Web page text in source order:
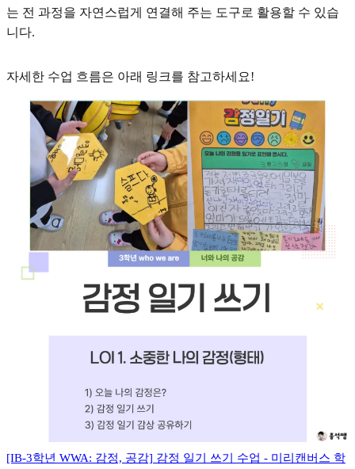
는 전 과정을 자연스럽게 연결해 주는 도구로 활용할 수 있습
니다.
자세한 수업 흐름은 아래 링크를 참고하세요!
[IB-3학년 WWA: 감정, 공감] 감정 일기 쓰기 수업 - 미리캔버스 학